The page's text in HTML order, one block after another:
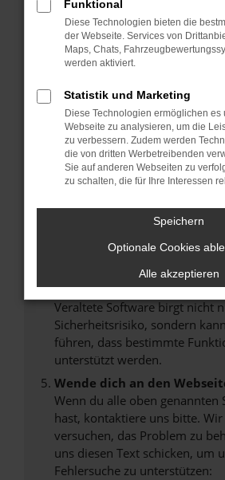
Überprüfe deine Firewall
Internetverbindung.
Laden andere Webseiten,
Suchmaschine?
Manche Erweiterungen, wie
können das Laden bestimmter
verhindern. Funktioniert die
anderen Browser oder in
Fenster?
Das kann manchmal helfen,
Probleme zu beheben.
Stelle sicher, dass dein
Betriebssystem auf dem
sind.
Veraltete Software birgt nicht
Sicherheitsrisiko, sondern
führen, dass bestimmte
unterstützt werden.
Wende dich an den
Wenn du alle oben genannten
hast, kontaktiere uns bitte.
versuchen, das Problem zu
uns diesen Text schicken, um
Fehlersuche zu unterstützen:
Funktional
Diese Technologien bieten die
der Webseite. Services von
Maps, Chats,
werden aktiviert.
Statistik und Marketing
Diese Technologien ermöglichen es
Webseite zu analysieren, um die
zu verbessern. Zudem werden
die von dritten Werbetreibenden
Sie auf anderen Webseiten zu
zu schalten, die für Ihre Interessen
Speichern
Optionale Cookies
Alle akzeptieren